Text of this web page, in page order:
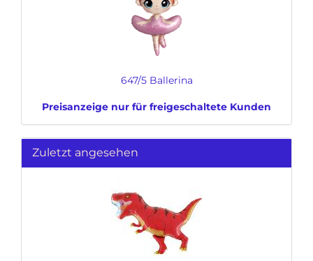
647/5 Ballerina
Preisanzeige nur für freigeschaltete Kunden
Zuletzt angesehen